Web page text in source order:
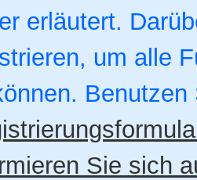
erläutert.
um alle
Benutzen
Sie sich